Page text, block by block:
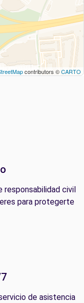
contributors ©CARTO
responsabilidad civil
para protegerte
de asistencia